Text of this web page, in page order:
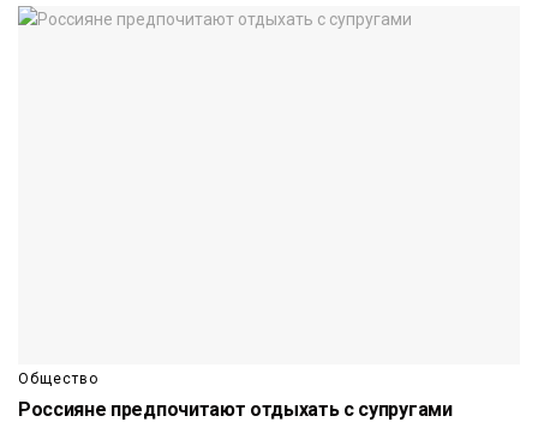
Общество
Россияне предпочитают отдыхать с супругами